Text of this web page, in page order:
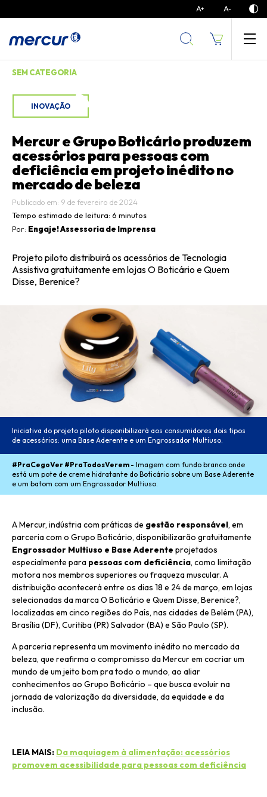
A+ A-
SEM CATEGORIA
INOVAÇÃO
Mercur e Grupo Boticário produzem
acessórios para pessoas com
deficiência em projeto inédito no
mercado de beleza
Publicado em: 9 de fevereiro de 2024
Tempo estimado de leitura: 6 minutos
Por: Engaje! Assessoria de Imprensa
Projeto piloto distribuirá os acessórios de Tecnologia
Assistiva gratuitamente em lojas O Boticário e Quem
Disse, Berenice?
Iniciativa do projeto piloto disponibilizará aos consumidores dois tipos
de acessórios: uma Base Aderente e um Engrossador Multiuso.
#PraCegoVer #PraTodosVerem - Imagem com fundo branco onde
está um pote de creme hidratante do Boticário sobre um Base Aderente
e um batom com um Engrossador Multiuso.
A Mercur, indústria com práticas de gestão responsável, em
parceria com o Grupo Boticário, disponibilizarão gratuitamente
Engrossador Multiuso e Base Aderente projetados
especialmente para pessoas com deficiência, como limitação
motora nos membros superiores ou fraqueza muscular. A
distribuição acontecerá entre os dias 18 e 24 de março, em lojas
selecionadas da marca O Boticário e Quem Disse, Berenice?,
localizadas em cinco regiões do País, nas cidades de Belém (PA),
Brasília (DF), Curitiba (PR) Salvador (BA) e São Paulo (SP).
A parceria representa um movimento inédito no mercado da
beleza, que reafirma o compromisso da Mercur em cocriar um
mundo de um jeito bom pra todo o mundo, ao aliar
conhecimentos ao Grupo Boticário – que busca evoluir na
jornada de valorização da diversidade, da equidade e da
inclusão.
LEIA MAIS: Da maquiagem à alimentação: acessórios
promovem acessibilidade para pessoas com deficiência